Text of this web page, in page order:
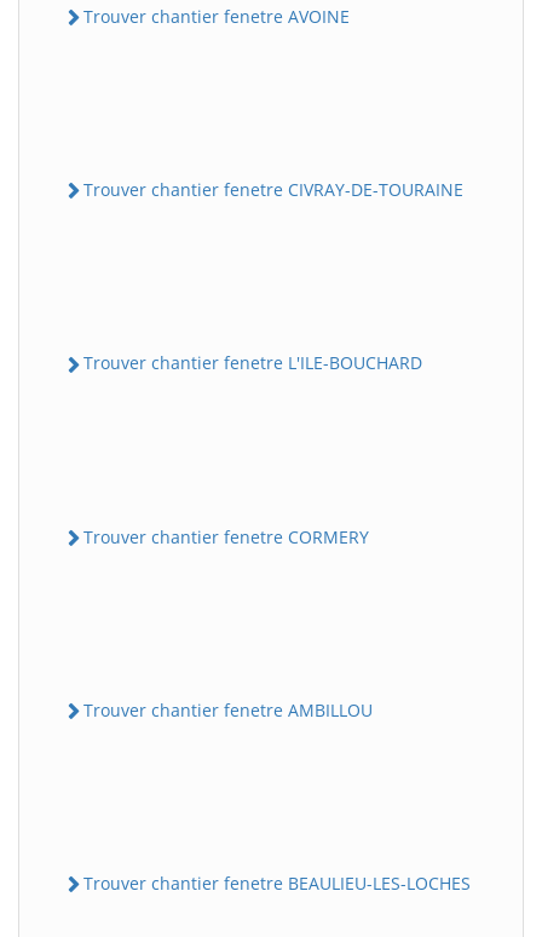
Trouver chantier fenetre AVOINE
Trouver chantier fenetre CIVRAY-DE-TOURAINE
Trouver chantier fenetre L'ILE-BOUCHARD
Trouver chantier fenetre CORMERY
Trouver chantier fenetre AMBILLOU
Trouver chantier fenetre BEAULIEU-LES-LOCHES